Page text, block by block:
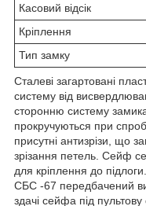
Касовий відсік
Кріплення
Тип замку
Сталеві загартовані
систему від
сторонню систему
прокручуються при
присутні антизрізи, що
зрізання петель. Сейф
для кріплення до
СБС -67 передбачений
здачі сейфа під